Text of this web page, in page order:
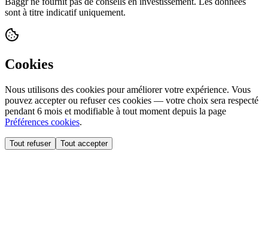
sont à titre indicatif uniquement.
Cookies
Nous utilisons des cookies pour améliorer votre expérience. Vous
pouvez accepter ou refuser ces cookies — votre choix sera respecté
pendant 6 mois et modifiable à tout moment depuis la page
Préférences cookies.
Tout refuser Tout accepter